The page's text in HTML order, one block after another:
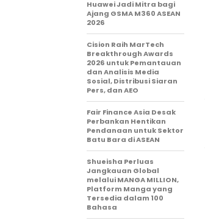
Huawei Jadi Mitra bagi
Ajang GSMA M360 ASEAN
2026
Cision Raih MarTech
Breakthrough Awards
2026 untuk Pemantauan
dan Analisis Media
Sosial, Distribusi Siaran
Pers, dan AEO
Fair Finance Asia Desak
Perbankan Hentikan
Pendanaan untuk Sektor
Batu Bara di ASEAN
Shueisha Perluas
Jangkauan Global
melalui MANGA MILLION,
Platform Manga yang
Tersedia dalam 100
Bahasa